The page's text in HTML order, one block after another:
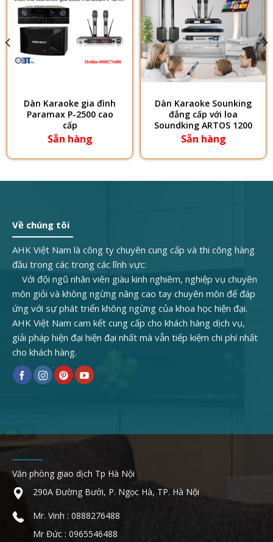
Dàn Karaoke gia đình
Paramax P-2500 cao
cấp
Sẵn hàng
Dàn Karaoke Sounking
đẳng cấp với loa
Soundking ARTOS 1200
Sẵn hàng
Về chúng tôi
AHK Việt Nam là công ty chuyên cung cấp và thi công hàng
đầu trong các trong các lĩnh vực:
Với đội ngũ nhân viên giàu kinh nghiêm, nghiệp vụ chuyên
môn giỏi và không ngừng nâng cao tay chuyên môn để đáp
ứng với sự phát triển không ngừng của khoa học hiện đại.
AHK Việt Nam cam kết cung cấp cho khách hàng dịch vụ,
giải pháp hiện đại hiện đại nhất mà vẫn tiếp kiệm chi phí nhất
cho khách hàng.
Văn phòng giao dịch Tp Hà Nội
290A Đường Bưởi, P. Ngọc Hà, TP. Hà Nội
Mr. Vinh : 0888276488
Mr Đức : 0965546488